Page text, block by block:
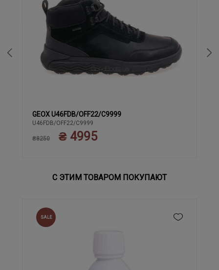
41 42 43 44
GEOX U46FDB/OFF22/C9999
U46FDB/OFF22/C9999
₴8250 ₴ 4995
С ЭТИМ ТОВАРОМ ПОКУПАЮТ
SALE